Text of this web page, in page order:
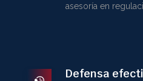
asesoría en
Defensa